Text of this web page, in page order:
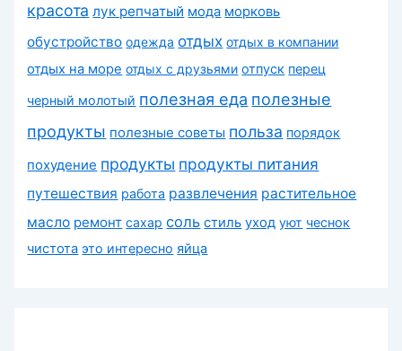
красота лук репчатый мода морковь
обустройство одежда отдых отдых в компании
отдых на море отдых с друзьями отпуск перец
черный молотый полезная еда полезные
продукты полезные советы польза порядок
похудение продукты продукты питания
путешествия работа развлечения растительное
масло ремонт сахар соль стиль уход уют чеснок
чистота это интересно яйца